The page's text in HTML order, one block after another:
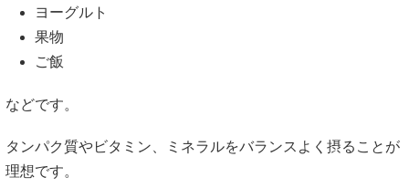
ヨーグルト
果物
ご飯
などです。
タンパク質やビタミン、ミネラルをバランスよく摂ることが
理想です。